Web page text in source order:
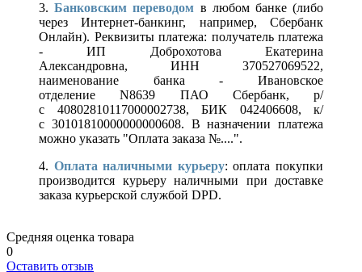
3.Банковским переводом в любом банке (либо
через Интернет-банкинг, например, Сбербанк
Онлайн). Реквизиты платежа: получатель платежа
- ИП Доброхотова Екатерина
Александровна, ИНН 370527069522,
наименование банка - Ивановское
отделение N8639 ПАО Сбербанк, р/
с 40802810117000002738, БИК 042406608, к/
с 30101810000000000608. В назначении платежа
можно указать "Оплата заказа №....".
4. Оплата наличными курьеру: оплата покупки
производится курьеру наличными при доставке
заказа курьерской службой DPD.
Средняя оценка товара
0
Оставить отзыв